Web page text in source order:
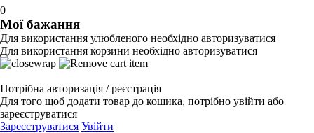
0
Мої бажання
Для використання улюбленого необхідно авторизуватися
Для використання корзини необхідно авторизуватися
Потрібна авторизація / реєстрація
Для того щоб додати товар до кошика, потрібно увійти або
зареєструватися
Зареєструватися Увійти